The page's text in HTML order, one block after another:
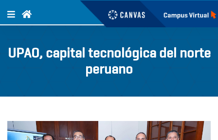
UPAO, capital tecnológica del norte
peruano